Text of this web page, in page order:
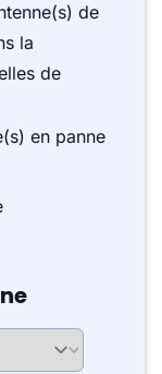
de
la
de
en panne